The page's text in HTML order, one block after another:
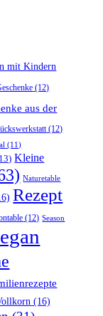
mit Kindern
(12)
aus der
(12)
(11)
Kleine
Naturetable
Rezept
(12) Season
(16)